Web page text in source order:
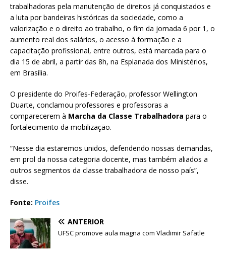
trabalhadoras pela manutenção de direitos já conquistados e
a luta por bandeiras históricas da sociedade, como a
valorização e o direito ao trabalho, o fim da jornada 6 por 1, o
aumento real dos salários, o acesso à formação e a
capacitação profissional, entre outros, está marcada para o
dia 15 de abril, a partir das 8h, na Esplanada dos Ministérios,
em Brasília.
O presidente do Proifes-Federação, professor Wellington
Duarte, conclamou professores e professoras a
comparecerem à Marcha da Classe Trabalhadora para o
fortalecimento da mobilização.
“Nesse dia estaremos unidos, defendendo nossas demandas,
em prol da nossa categoria docente, mas também aliados a
outros segmentos da classe trabalhadora de nosso país”,
disse.
Fonte: Proifes
ANTERIOR
UFSC promove aula magna com Vladimir Safatle